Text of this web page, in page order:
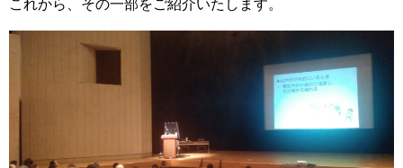
これから、その一部をご紹介いたします。